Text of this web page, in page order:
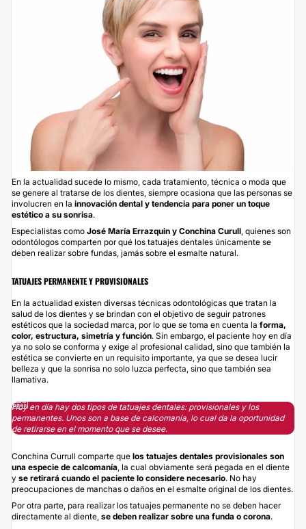
En la actualidad sucede lo mismo, cada tratamiento, técnica o moda que
se genere al tratarse de los dientes, siempre ocasiona que las personas se
involucren en la innovación dental y tendencia para poner un toque
estético a su sonrisa.
Especialistas como José María Errazquin y Conchina Curull, quienes son
odontólogos comparten por qué los tatuajes dentales únicamente se
deben realizar sobre fundas, jamás sobre el esmalte natural.
TATUAJES PERMANENTE Y PROVISIONALES
En la actualidad existen diversas técnicas odontológicas que tratan la
salud de los dientes y se brindan con el objetivo de seguir patrones
estéticos que la sociedad marca, por lo que se toma en cuenta la forma,
color, estructura, simetría y función. Sin embargo, el paciente hoy en día
ya no solo se conforma y exige al profesional calidad, sino que también la
estética se convierte en un requisito importante, ya que se desea lucir
belleza y que la sonrisa no solo luzca perfecta, sino que también sea
llamativa.
Hoy en día hay dos tipos de tatuajes dentales: provisionales y los
permanentes. Unos son a base de calcomanía, lo cual da la oportunidad
de retirarse en el momento que se desee.
Conchina Currull comparte que los tatuajes dentales provisionales son
una especie de calcomanía, la cual obviamente será pegada en el diente
y se retirará cuando el paciente lo considere necesario. No hay
preocupaciones de manchas o daños en el esmalte original de los dientes.
Por otra parte, para realizar los tatuajes permanente no se deben hacer
directamente al diente, se deben realizar sobre una funda o corona.